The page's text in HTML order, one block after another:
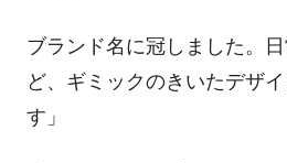
ブランド名に冠しました。
ど、ギミックのきいたデザ
す」